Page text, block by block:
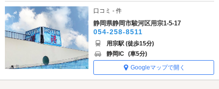
口コミ - 件
静岡県静岡市駿河区用宗1-5-17
054-258-8511
用宗駅 (徒歩15分)
静岡IC (車5分)
Googleマップで開く